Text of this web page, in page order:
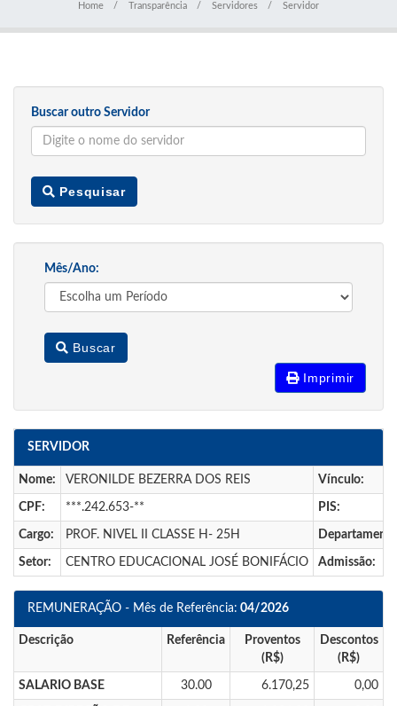
Home Transparência Servidores Servidor
Buscar outro Servidor
Pesquisar
Mês/Ano:
Buscar
Imprimir
SERVIDOR
Nome: VERONILDE BEZERRA DOS REIS Vínculo:
CPF: ***.242.653-** PIS:
Cargo: PROF. NIVEL II CLASSE H- 25H
Setor: CENTRO EDUCACIONAL JOSÉ BONIFÁCIO Admissão:
REMUNERAÇÃO - Mês de Referência: 04/2026
Descrição Referência
Proventos
(R$)
Descontos
(R$)
SALARIO BASE 30.00 6.170,25 0,00